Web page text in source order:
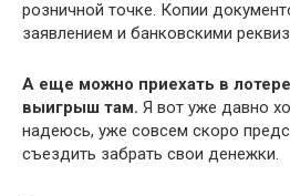
розничной точке. Копии
заявлением и банковскими
А еще можно приехать в
выигрыш там. Я вот уже давно
надеюсь, уже совсем скоро
съездить забрать свои денежки.